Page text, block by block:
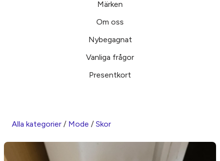
Märken
Om oss
Nybegagnat
Vanliga frågor
Presentkort
Alla kategorier / Mode / Skor